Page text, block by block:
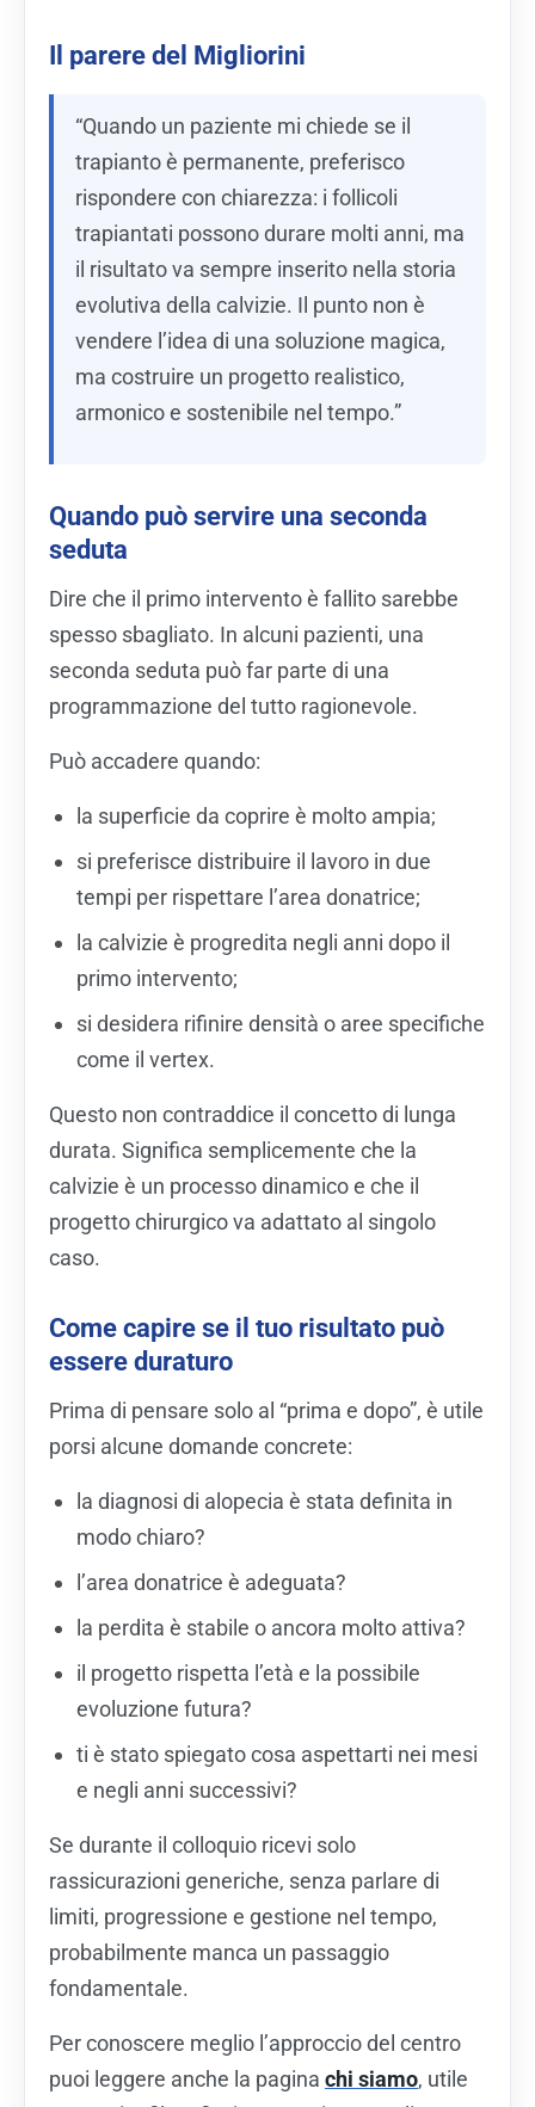
Il parere del Migliorini
“Quando un paziente mi chiede se il
trapianto è permanente, preferisco
rispondere con chiarezza: i follicoli
trapiantati possono durare molti anni, ma
il risultato va sempre inserito nella storia
evolutiva della calvizie. Il punto non è
vendere l’idea di una soluzione magica,
ma costruire un progetto realistico,
armonico e sostenibile nel tempo.”
Quando può servire una seconda
seduta
Dire che il primo intervento è fallito sarebbe
spesso sbagliato. In alcuni pazienti, una
seconda seduta può far parte di una
programmazione del tutto ragionevole.
Può accadere quando:
la superficie da coprire è molto ampia;
si preferisce distribuire il lavoro in due
tempi per rispettare l’area donatrice;
la calvizie è progredita negli anni dopo il
primo intervento;
si desidera rifinire densità o aree specifiche
come il vertex.
Questo non contraddice il concetto di lunga
durata. Significa semplicemente che la
calvizie è un processo dinamico e che il
progetto chirurgico va adattato al singolo
caso.
Come capire se il tuo risultato può
essere duraturo
Prima di pensare solo al “prima e dopo”, è utile
porsi alcune domande concrete:
la diagnosi di alopecia è stata definita in
modo chiaro?
l’area donatrice è adeguata?
la perdita è stabile o ancora molto attiva?
il progetto rispetta l’età e la possibile
evoluzione futura?
ti è stato spiegato cosa aspettarti nei mesi
e negli anni successivi?
Se durante il colloquio ricevi solo
rassicurazioni generiche, senza parlare di
limiti, progressione e gestione nel tempo,
probabilmente manca un passaggio
fondamentale.
Per conoscere meglio l’approccio del centro
puoi leggere anche la pagina chi siamo, utile